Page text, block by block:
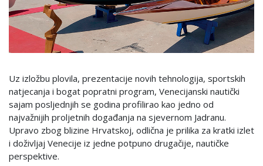
Uz izložbu plovila, prezentacije novih tehnologija, sportskih
natjecanja i bogat popratni program, Venecijanski nautički
sajam posljednjih se godina profilirao kao jedno od
najvažnijih proljetnih događanja na sjevernom Jadranu.
Upravo zbog blizine Hrvatskoj, odlična je prilika za kratki izlet
i doživljaj Venecije iz jedne potpuno drugačije, nautičke
perspektive.